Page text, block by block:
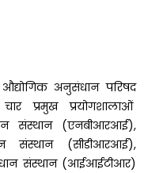
अनुसंधान परिषद
प्रमुख प्रयोगशालाओं
संस्थान (एनबीआरआई),
संस्थान (सीडीआरआई),
संस्थान (आईआईटीआर)